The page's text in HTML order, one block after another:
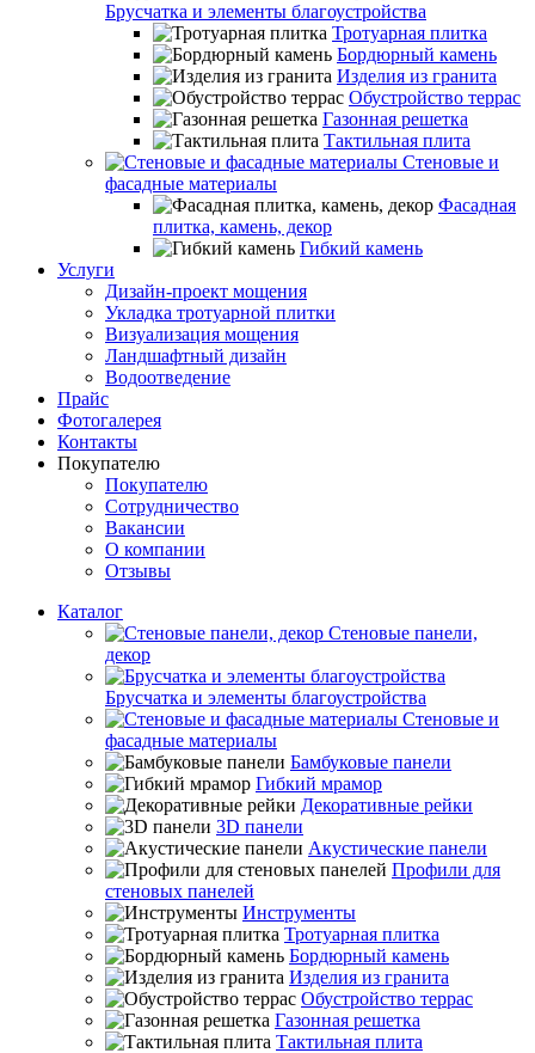
Брусчатка и элементы благоустройства
Тротуарная плитка
Бордюрный камень
Изделия из гранита
Обустройство террас
Газонная решетка
Тактильная плита
Стеновые и
фасадные материалы
Фасадная
плитка, камень, декор
Гибкий камень
Услуги
Дизайн-проект мощения
Укладка тротуарной плитки
Визуализация мощения
Ландшафтный дизайн
Водоотведение
Прайс
Фотогалерея
Контакты
Покупателю
Покупателю
Сотрудничество
Вакансии
О компании
Отзывы
Каталог
Стеновые панели,
декор
Брусчатка и элементы благоустройства
Стеновые и
фасадные материалы
Бамбуковые панели
Гибкий мрамор
Декоративные рейки
3D панели
Акустические панели
Профили для
стеновых панелей
Инструменты
Тротуарная плитка
Бордюрный камень
Изделия из гранита
Обустройство террас
Газонная решетка
Тактильная плита